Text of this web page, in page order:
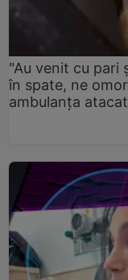
"Au venit cu pari
în spate, ne
ambulanţa